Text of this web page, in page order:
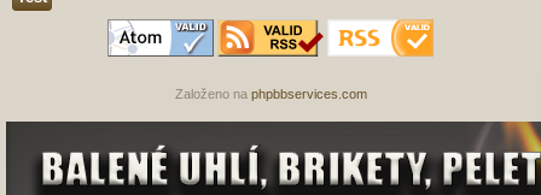
Založeno na phpbbservices.com